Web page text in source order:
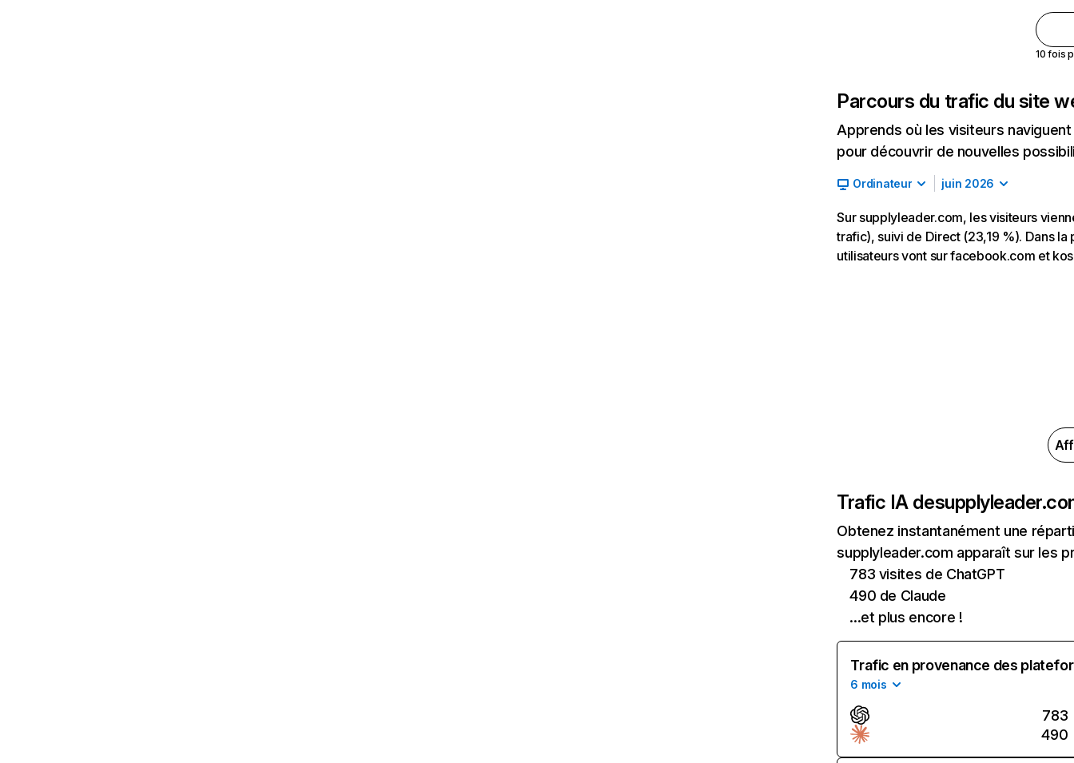
10 fois
Parcours du trafic du site
Apprends où les visiteurs
pour découvrir de nouvelles
Ordinateur juin 2026
Sur supplyleader.com, les visiteurs
trafic), suivi de Direct (23,19 %). Dans
utilisateurs vont sur facebook.com et
Trafic IA de
Obtenez instantanément une
supplyleader.com apparaît sur les
783 visites de ChatGPT
490 de Claude
...et plus encore !
Trafic en provenance des
6 mois
783
490